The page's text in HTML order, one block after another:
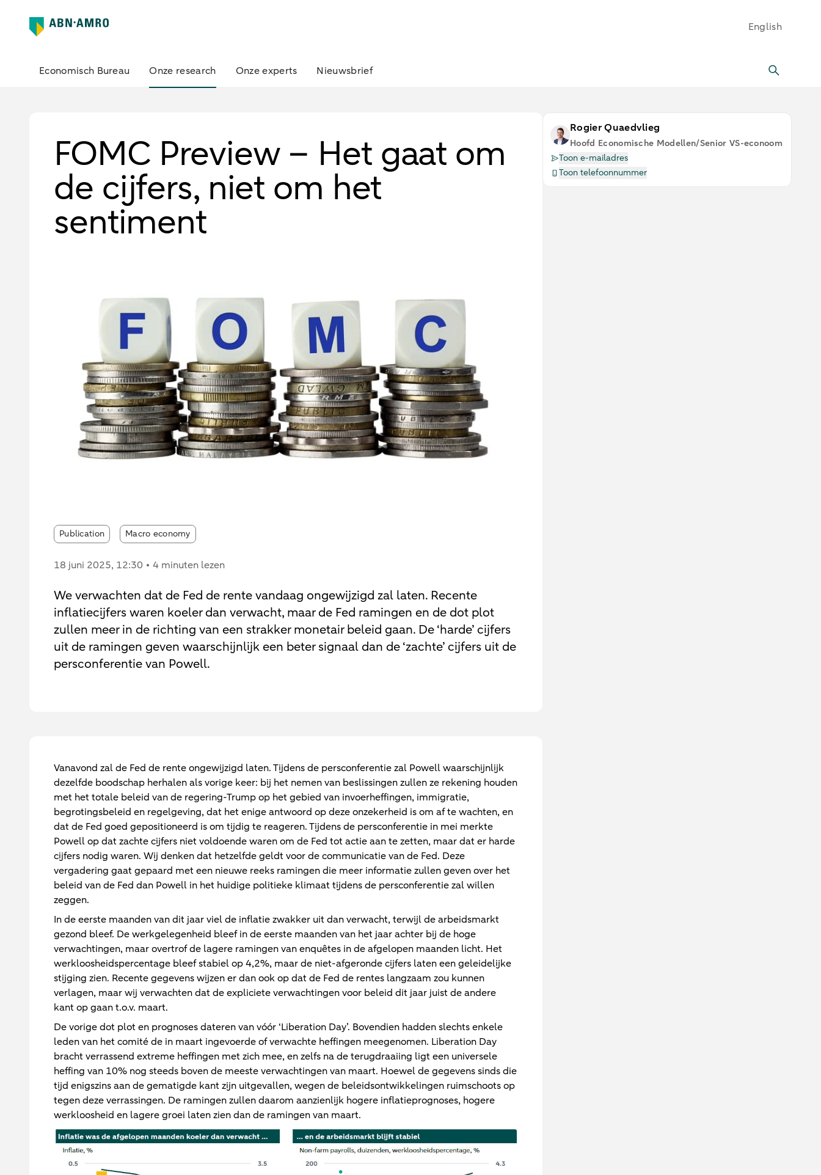
English
Economisch Bureau Onze research Onze experts Nieuwsbrief
FOMC Preview – Het gaat om
de cijfers, niet om het
sentiment
Publication Macro economy
18 juni 2025, 12:30 4 minuten lezen
We verwachten dat de Fed de rente vandaag ongewijzigd zal laten. Recente
inflatiecijfers waren koeler dan verwacht, maar de Fed ramingen en de dot plot
zullen meer in de richting van een strakker monetair beleid gaan. De ‘harde’ cijfers
uit de ramingen geven waarschijnlijk een beter signaal dan de ‘zachte’ cijfers uit de
persconferentie van Powell.
Vanavond zal de Fed de rente ongewijzigd laten. Tijdens de persconferentie zal Powell waarschijnlijk
dezelfde boodschap herhalen als vorige keer: bij het nemen van beslissingen zullen ze rekening houden
met het totale beleid van de regering-Trump op het gebied van invoerheffingen, immigratie,
begrotingsbeleid en regelgeving, dat het enige antwoord op deze onzekerheid is om af te wachten, en
dat de Fed goed gepositioneerd is om tijdig te reageren. Tijdens de persconferentie in mei merkte
Powell op dat zachte cijfers niet voldoende waren om de Fed tot actie aan te zetten, maar dat er harde
cijfers nodig waren. Wij denken dat hetzelfde geldt voor de communicatie van de Fed. Deze
vergadering gaat gepaard met een nieuwe reeks ramingen die meer informatie zullen geven over het
beleid van de Fed dan Powell in het huidige politieke klimaat tijdens de persconferentie zal willen
zeggen.
In de eerste maanden van dit jaar viel de inflatie zwakker uit dan verwacht, terwijl de arbeidsmarkt
gezond bleef. De werkgelegenheid bleef in de eerste maanden van het jaar achter bij de hoge
verwachtingen, maar overtrof de lagere ramingen van enquêtes in de afgelopen maanden licht. Het
werkloosheidspercentage bleef stabiel op 4,2%, maar de niet-afgeronde cijfers laten een geleidelijke
stijging zien. Recente gegevens wijzen er dan ook op dat de Fed de rentes langzaam zou kunnen
verlagen, maar wij verwachten dat de expliciete verwachtingen voor beleid dit jaar juist de andere
kant op gaan t.o.v. maart.
De vorige dot plot en prognoses dateren van vóór ‘Liberation Day’. Bovendien hadden slechts enkele
leden van het comité de in maart ingevoerde of verwachte heffingen meegenomen. Liberation Day
bracht verrassend extreme heffingen met zich mee, en zelfs na de terugdraaiing ligt een universele
heffing van 10% nog steeds boven de meeste verwachtingen van maart. Hoewel de gegevens sinds die
tijd enigszins aan de gematigde kant zijn uitgevallen, wegen de beleidsontwikkelingen ruimschoots op
tegen deze verrassingen. De ramingen zullen daarom aanzienlijk hogere inflatieprognoses, hogere
werkloosheid en lagere groei laten zien dan de ramingen van maart.
Rogier Quaedvlieg
Hoofd Economische Modellen/Senior VS-econoom
Toon e-mailadres
Toon telefoonnummer